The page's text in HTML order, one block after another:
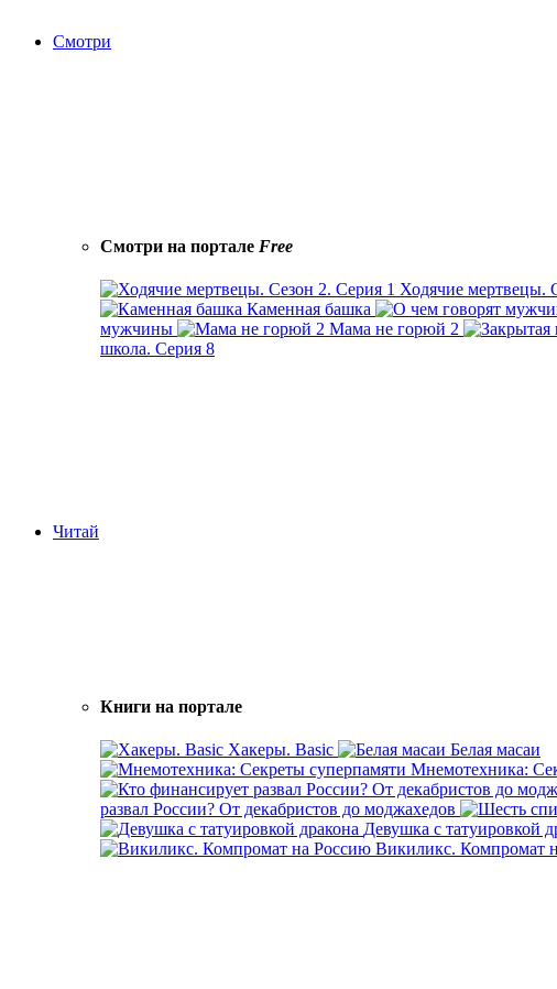
Смотри
Смотри на портале Free
Ходячие мертвецы.
Каменная башка
мужчины
Мама не горюй 2
школа. Серия 8
Читай
Книги на портале
Хакеры. Basic
Белая масаи
Мнемотехника:
развал России? От декабристов до моджахедов
Девушка с татуировкой
Викиликс. Компромат